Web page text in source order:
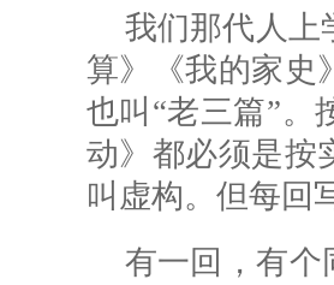
我们那代人上
算》《我的家史
也叫“老三篇”。
动》都必须是按
叫虚构。但每回
有一回，有个